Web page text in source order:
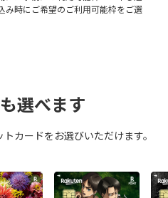
み時にご希望のご利用可能枠をご選
選べます
カードをお選びいただけます。